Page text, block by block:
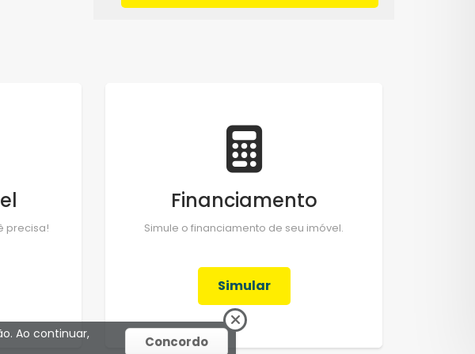
precisa!
Financiamento
Simule o financiamento de seu imóvel.
Simular
Ao continuar,
Concordo